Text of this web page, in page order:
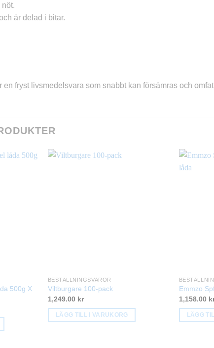
nöt.
är delad i bitar.
en fryst livsmedelsvara som snabbt kan försämras och
500g X
BESTÄLLNINGSVAROR
Viltburgare 100-pack
1,249.00 kr
LÄGG TILL I VARUKORG
Emmzo
1,158.00
LÄGG